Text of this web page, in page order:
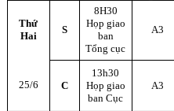
Thứ
Hai
S
8H30
Họp giao
ban
Tổng cục
A3
25/6 C
13h30
Họp giao
ban Cục
A3